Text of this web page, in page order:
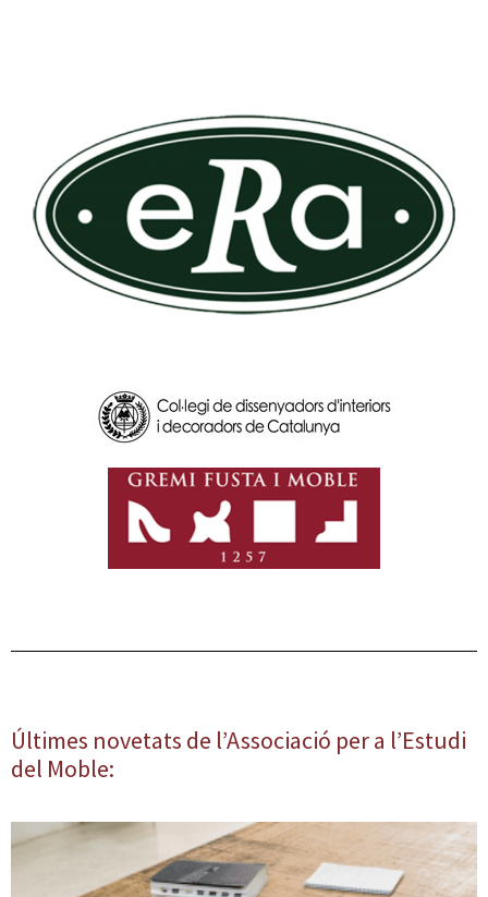
Últimes novetats de l’Associació per a l’Estudi
del Moble: